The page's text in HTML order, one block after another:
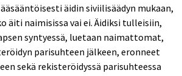
äidin siviilisäädyn mukaan,
äiti naimisissa vai ei. Äidiksi tulleisiin,
syntyessä, luetaan naimattomat,
parisuhteen jälkeen, eronneet
sekä rekisteröidyssä parisuhteessa